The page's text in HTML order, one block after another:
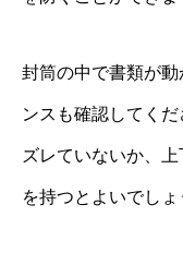
封筒の中で書類が
ンスも確認してく
ズレていないか、
を持つとよいでしょ